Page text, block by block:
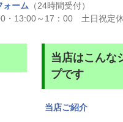
ォーム （24時間受付）
・13:00～17：00 土日祝定
当店はこんな
プです
当店ご紹介